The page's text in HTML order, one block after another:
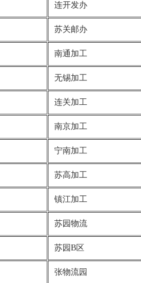
连开发办
苏关邮办
南通加工
无锡加工
连关加工
南京加工
宁南加工
苏高加工
镇江加工
苏园物流
苏园B区
张物流园